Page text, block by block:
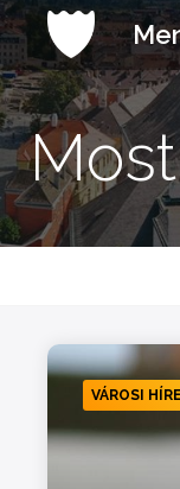
Ugrás
a
tartalomhoz
VÁROSI